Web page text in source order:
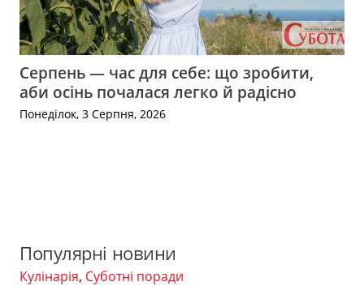
Серпень — час для себе: що зробити,
аби осінь почалася легко й радісно
Понеділок, 3 Серпня, 2026
Популярні новини
Кулінарія, Суботні поради